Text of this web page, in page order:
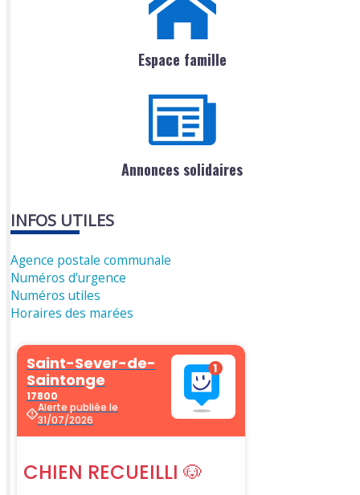
Espace famille
Annonces solidaires
INFOS UTILES
Agence postale communale
Numéros d'urgence
Numéros utiles
Horaires des marées